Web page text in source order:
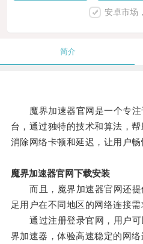
安卓市场
简介
魔界加速器官网是一个专注
台，通过独特的技术和算法，
消除网络卡顿和延迟，让用户畅
魔界加速器官网下载安装
而且，魔界加速器官网还提
足用户在不同地区的网络连接需
通过注册登录官网，用户可
界加速器，体验高速稳定的网络